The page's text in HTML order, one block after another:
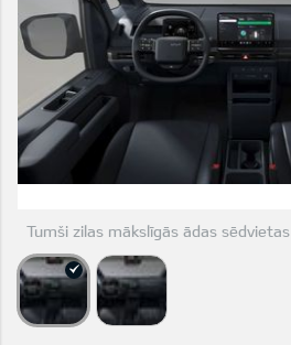
Tumši zilas mākslīgās ādas sēdvietas